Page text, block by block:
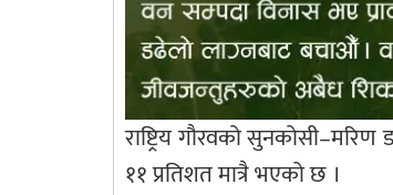
राष्ट्रिय गौरवको
११ प्रतिशत मात्रै भएको छ ।